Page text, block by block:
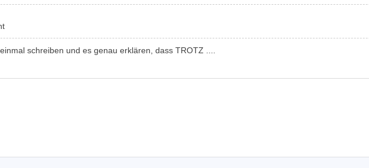
schreiben und es genau erklären, dass TROTZ ....